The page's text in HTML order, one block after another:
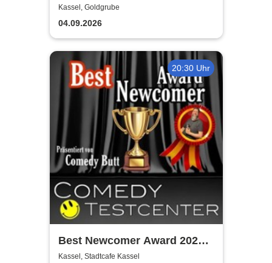
Force - Epic Heavy Metal
Night
Kassel, Goldgrube
04.09.2026
20:30 Uhr
Best Newcomer Award 2025 -
moderiert von Mohammed
Kassel, Stadtcafe Kassel